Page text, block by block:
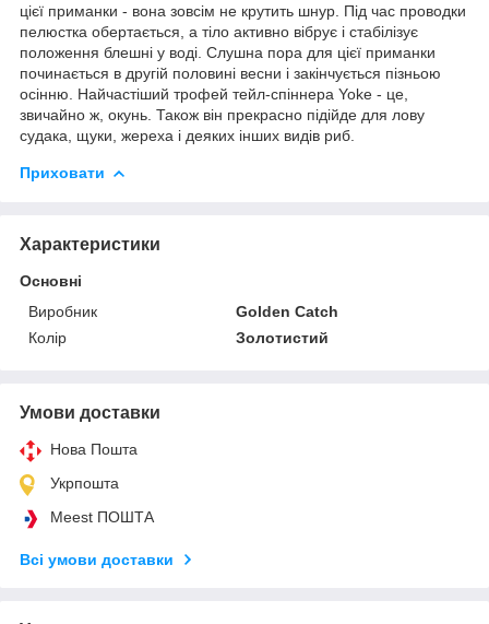
цієї приманки - вона зовсім не крутить шнур. Під час проводки
пелюстка обертається, а тіло активно вібрує і стабілізує
положення блешні у воді. Слушна пора для цієї приманки
починається в другій половині весни і закінчується пізньою
осінню. Найчастіший трофей тейл-спіннера Yoke - це,
звичайно ж, окунь. Також він прекрасно підійде для лову
судака, щуки, жереха і деяких інших видів риб.
Приховати
Характеристики
Основні
Виробник
Golden Catch
Колір
Золотистий
Умови доставки
Нова Пошта
Укрпошта
Meest ПОШТА
Всі умови доставки